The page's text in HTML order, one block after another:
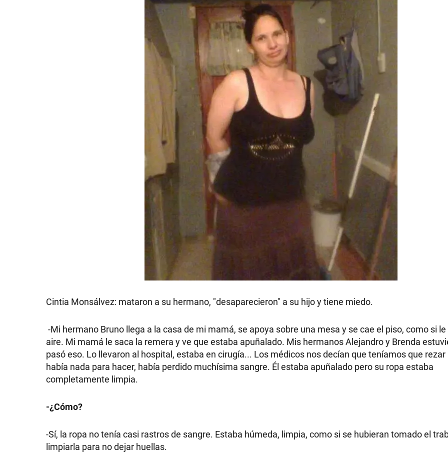
Cintia Monsálvez: mataron a su hermano, "desaparecieron" a su hijo y tiene miedo.
-Mi hermano Bruno llega a la casa de mi mamá, se apoya sobre una mesa y se cae el piso, como si
aire. Mi mamá le saca la remera y ve que estaba apuñalado. Mis hermanos Alejandro y Brenda
pasó eso. Lo llevaron al hospital, estaba en cirugía... Los médicos nos decían que teníamos que
había nada para hacer, había perdido muchísima sangre. Él estaba apuñalado pero su ropa estaba
completamente limpia.
-¿Cómo?
-Sí, la ropa no tenía casi rastros de sangre. Estaba húmeda, limpia, como si se hubieran tomado el
limpiarla para no dejar huellas.
POLÍTICA
ACTUALIDAD
POLICIALES
ECONOMÍA
GRAN
HERMANO
SALUD
RECETAS
PALABRAS
HORÓSCOPO
Seguinos